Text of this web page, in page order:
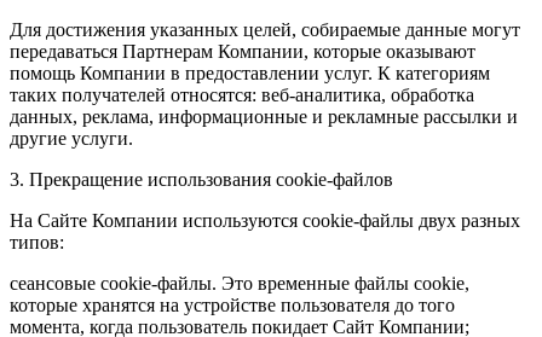
Для достижения указанных целей, собираемые данные могут
передаваться Партнерам Компании, которые оказывают
помощь Компании в предоставлении услуг. К категориям
таких получателей относятся: веб-аналитика, обработка
данных, реклама, информационные и рекламные рассылки и
другие услуги.
3. Прекращение использования cookie-файлов
На Сайте Компании используются cookie-файлы двух разных
типов:
сеансовые cookie-файлы. Это временные файлы cookie,
которые хранятся на устройстве пользователя до того
момента, когда пользователь покидает Сайт Компании;